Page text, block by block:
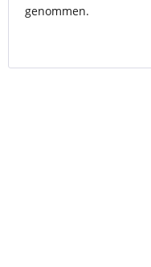
genommen.